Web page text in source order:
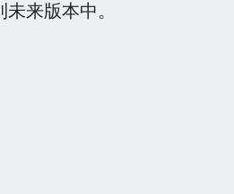
来版本中。